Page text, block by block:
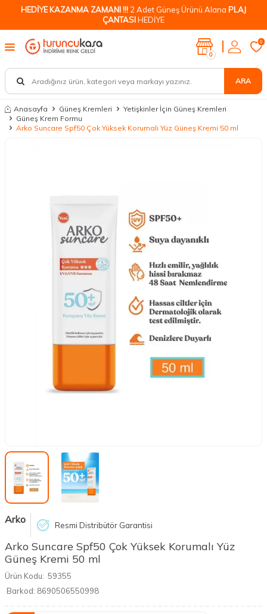
HEDİYE KAZANMA ZAMANI !!! 2 Adet Güneş Ürünü Alana PLAJ
ÇANTASIHEDİYE
ARA
0
0
Anasayfa Güneş Kremleri
Yetişkinler İçin Güneş Kremleri
Güneş Krem Formu
Arko Suncare Spf50 Çok Yüksek Korumalı Yüz Güneş Kremi 50 ml
Arko Resmi Distribütör Garantisi
Arko Suncare Spf50 Çok Yüksek Korumalı Yüz
Güneş Kremi 50 ml
Ürün Kodu: 59355
Barkod: 8690506550998